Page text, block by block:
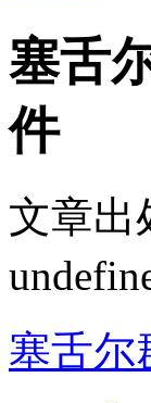
塞舌
件
文章出
塞舌尔